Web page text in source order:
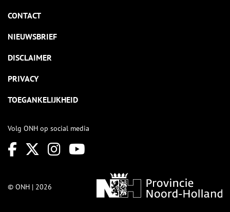
CONTACT
NIEUWSBRIEF
DISCLAIMER
PRIVACY
TOEGANKELIJKHEID
Volg ONH op social media
© ONH | 2026